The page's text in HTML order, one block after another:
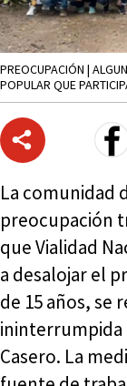
PREOCUPACIÓN |
POPULAR QUE
La comunidad
preocupación
que Vialidad
a desalojar el
de 15 años, se
ininterrumpida
Casero. La